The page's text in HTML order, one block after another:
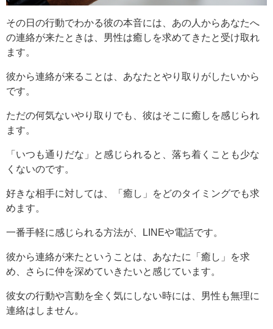
その日の行動でわかる彼の本音には、あの人からあなたへ
の連絡が来たときは、男性は癒しを求めてきたと受け取れ
ます。
彼から連絡が来ることは、あなたとやり取りがしたいから
です。
ただの何気ないやり取りでも、彼はそこに癒しを感じられ
ます。
「いつも通りだな」と感じられると、落ち着くことも少な
くないのです。
好きな相手に対しては、「癒し」をどのタイミングでも求
めます。
一番手軽に感じられる方法が、LINEや電話です。
彼から連絡が来たということは、あなたに「癒し」を求
め、さらに仲を深めていきたいと感じています。
彼女の行動や言動を全く気にしない時には、男性も無理に
連絡はしません。